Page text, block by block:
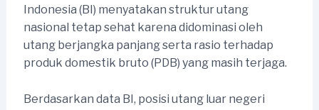
Indonesia (BI) menyatakan struktur utang
nasional tetap sehat karena didominasi oleh
utang berjangka panjang serta rasio terhadap
produk domestik bruto (PDB) yang masih terjaga.
Berdasarkan data BI, posisi utang luar negeri